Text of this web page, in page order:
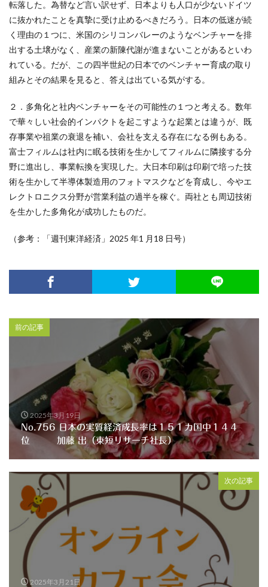
転落した。為替など言い訳せず、日本よりも人口が少ないドイツ
に抜かれたことを真摯に受け止めるべきだろう。日本の低迷が続
く理由の１つに、米国のシリコンバレーのようなベンチャーを排
出する土壌がなく、産業の新陳代謝が進まないことがあるといわ
れている。だが、この四半世紀の日本でのベンチャー育成の取り
組みとその結果を見ると、答えは出ている気がする。
２．多角化と社内ベンチャーをその可能性の１つと考える。数年
で華々しい社会的インパクトを起こすような起業とは違うが、既
存事業や祖業の衰退を補い、会社を支える存在になる例もある。
富士フィルムは社内に眠る技術を生かしてフィルムに隣接する分
野に進出し、事業転換を実現した。大日本印刷は印刷で培った技
術を生かして半導体製造用のフォトマスクなどを育成し、今やエ
レクトロニクス分野が営業利益の過半を稼ぐ。両社とも周辺技術
を生かした多角化が成功したものだ。
（参考：「週刊東洋経済」2025 年1 月18 日号）
前の記事
2025年3月19日
No.756 日本の実質経済成長率は１５１カ国中１４４
位 加藤 出（東短リサーチ社長）
次の記事
2025年3月21日